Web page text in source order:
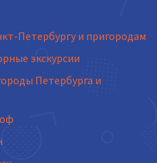
Петербургу и пригородам
экскурсии
Петербурга и